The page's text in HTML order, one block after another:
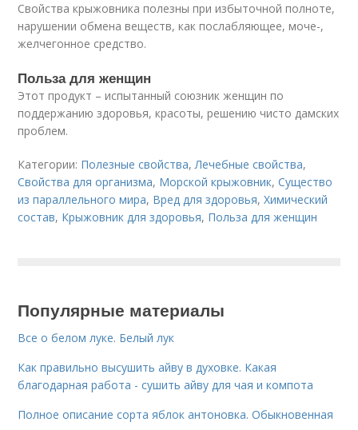
Свойства крыжовника полезны при избыточной полноте,
на­ру­ше­нии обмена веществ, как по­слаб­ля­ю­щее, мо­че-,
желчегонное средство.
Польза для женщин
Этот продукт – испытанный союзник женщин по
поддержанию здоровья, красоты, решению чисто дамских
проблем.
Категории: Полезные свойства,Лечебные свойства,
Свойства для организма, Морской крыжовник,Существо
из параллельного мира, Вред для здоровья,Химический
состав, Крыжовник для здоровья, Польза для женщин
Популярные материалы
Все о белом луке. Белый лук
Как правильно высушить айву в духовке. Какая
благодарная работа - сушить айву для чая и компота
Полное описание сорта яблок антоновка. Обыкновенная